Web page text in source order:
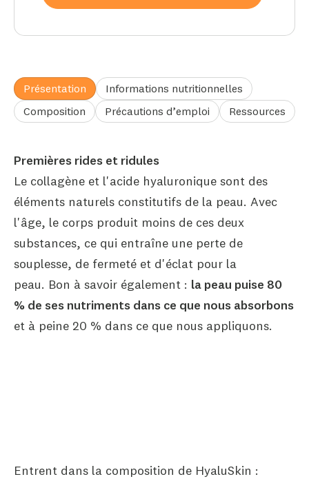
Présentation
Informations nutritionnelles
Composition
Précautions d’emploi Ressources
Premières rides et ridules
Le collagène et l'acide hyaluronique sont des
éléments naturels constitutifs de la peau. Avec
l'âge, le corps produit moins de ces deux
substances, ce qui entraîne une perte de
souplesse, de fermeté et d'éclat pour la
peau. Bon à savoir également : la peau puise 80
% de ses nutriments dans ce que nous absorbons
et à peine 20 % dans ce que nous appliquons.
Entrent dans la composition de HyaluSkin :